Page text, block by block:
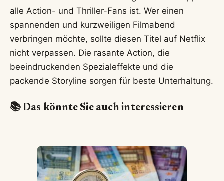
alle Action- und Thriller-Fans ist. Wer einen
spannenden und kurzweiligen Filmabend
verbringen möchte, sollte diesen Titel auf Netflix
nicht verpassen. Die rasante Action, die
beeindruckenden Spezialeffekte und die
packende Storyline sorgen für beste Unterhaltung.
📚 Das könnte Sie auch interessieren